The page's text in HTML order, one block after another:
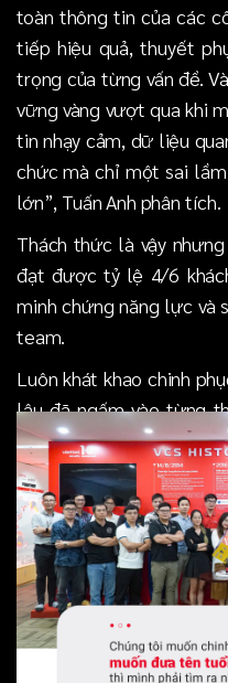
toàn thông tin của các
tiếp hiệu quả, thuyết
trọng của từng vấn đề.
vững vàng vượt qua khi
tin nhạy cảm, dữ liệu
chức mà chỉ một sai
lớn”, Tuấn Anh phân tích.
Thách thức là vậy
đạt được tỷ lệ 4/6
minh chứng năng lực và
team.
Luôn khát khao chinh
lâu đã ngấm vào từng
cạnh Tuấn Anh với
thành viên trong team
địch Pwn2Own - Cuộc
Thi đấu trực tiếp tại
“Sau khi giành ngôi vô
2023, cả đội xác định
với sản phẩm, thiết bị
lại ở những thiết bị như